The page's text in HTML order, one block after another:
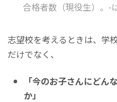
合格者数（現役生）。-
志望校を考えるときは、学
だけでなく、
「今のお子さんにどん
か」